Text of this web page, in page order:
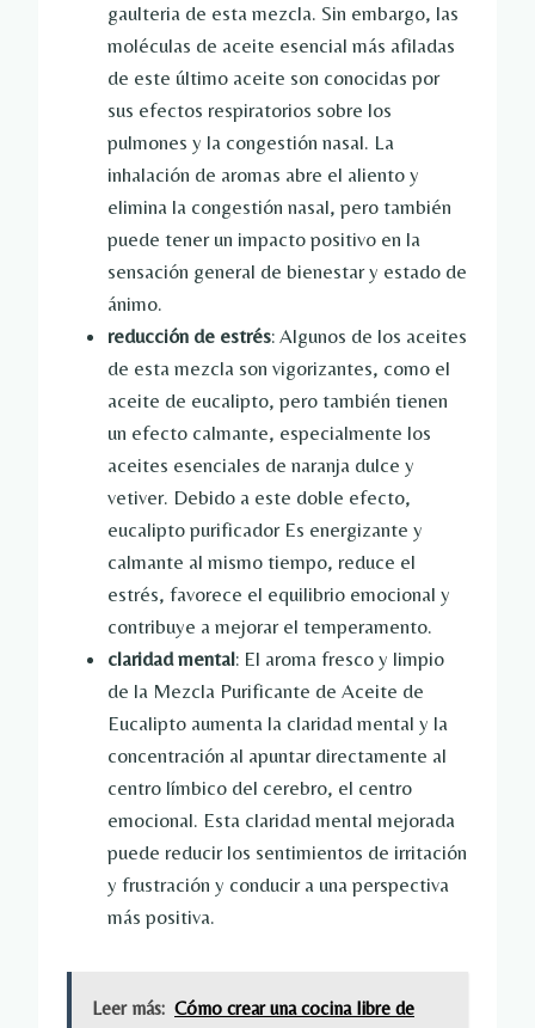
gaulteria de esta mezcla. Sin embargo, las
moléculas de aceite esencial más afiladas
de este último aceite son conocidas por
sus efectos respiratorios sobre los
pulmones y la congestión nasal. La
inhalación de aromas abre el aliento y
elimina la congestión nasal, pero también
puede tener un impacto positivo en la
sensación general de bienestar y estado de
ánimo.
reducción de estrés: Algunos de los aceites
de esta mezcla son vigorizantes, como el
aceite de eucalipto, pero también tienen
un efecto calmante, especialmente los
aceites esenciales de naranja dulce y
vetiver. Debido a este doble efecto,
eucalipto purificadorEs energizante y
calmante al mismo tiempo, reduce el
estrés, favorece el equilibrio emocional y
contribuye a mejorar el temperamento.
claridad mental: El aroma fresco y limpio
de la Mezcla Purificante de Aceite de
Eucalipto aumenta la claridad mental y la
concentración al apuntar directamente al
centro límbico del cerebro, el centro
emocional. Esta claridad mental mejorada
puede reducir los sentimientos de irritación
y frustración y conducir a una perspectiva
más positiva.
Leer más: Cómo crear una cocina libre de